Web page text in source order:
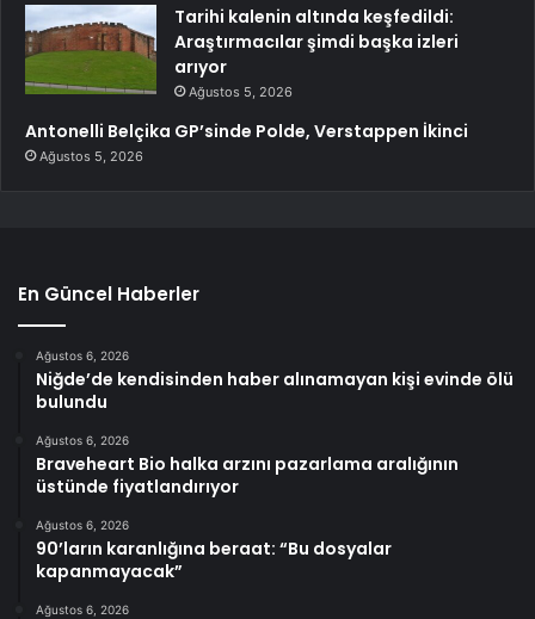
Tarihi kalenin altında keşfedildi:
Araştırmacılar şimdi başka izleri
arıyor
Ağustos 5, 2026
Antonelli Belçika GP’sinde Polde, Verstappen İkinci
Ağustos 5, 2026
En Güncel Haberler
Ağustos 6, 2026
Niğde’de kendisinden haber alınamayan kişi evinde ölü
bulundu
Ağustos 6, 2026
Braveheart Bio halka arzını pazarlama aralığının
üstünde fiyatlandırıyor
Ağustos 6, 2026
90’ların karanlığına beraat: “Bu dosyalar
kapanmayacak”
Ağustos 6, 2026